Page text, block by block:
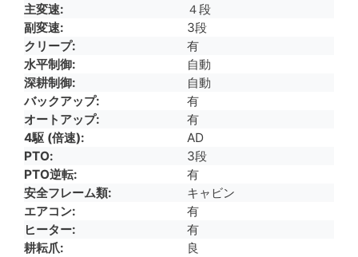
主変速
４段
副変速
3段
クリープ
有
水平制御
自動
深耕制御
自動
バックアップ
有
オートアップ
有
4駆 (倍速)
AD
PTO
3段
PTO逆転
有
安全フレーム類
キャビン
エアコン
有
ヒーター
有
耕耘爪
良